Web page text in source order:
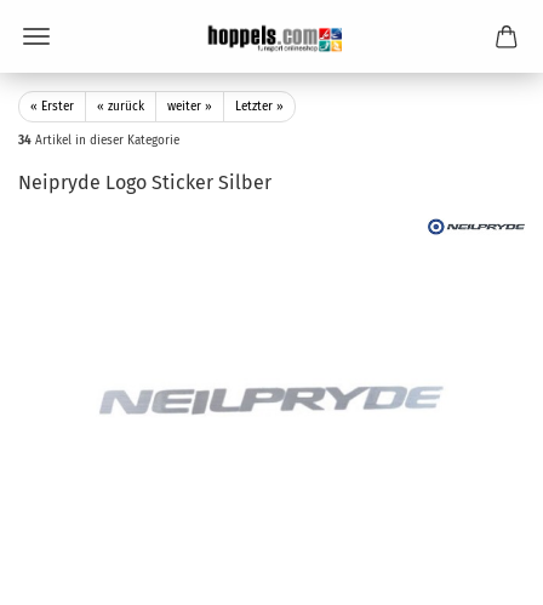
« Erster « zurück weiter » Letzter »
34 Artikel in dieser Kategorie
Neipryde Logo Sticker Silber